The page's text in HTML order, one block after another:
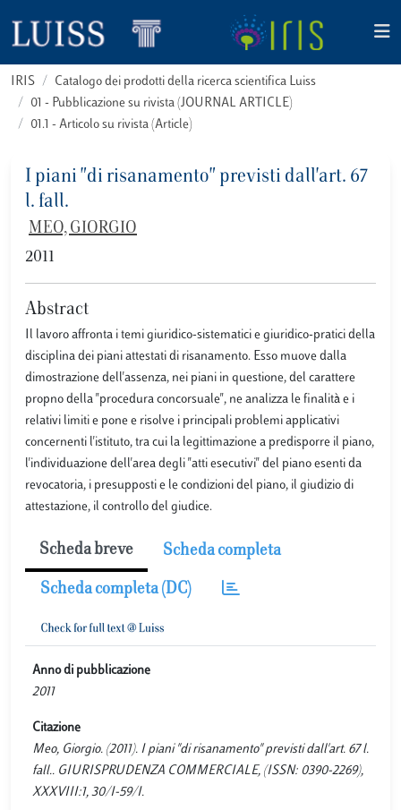
IRIS
Catalogo dei prodotti della ricerca scientifica Luiss
01 - Pubblicazione su rivista (JOURNAL ARTICLE)
01.1 - Articolo su rivista (Article)
I piani "di risanamento" previsti dall'art. 67
l. fall.
MEO, GIORGIO
2011
Abstract
Il lavoro affronta i temi giuridico-sistematici e giuridico-pratici della
disciplina dei piani attestati di risanamento. Esso muove dalla
dimostrazione dell'assenza, nei piani in questione, del carattere
propno della "procedura concorsuale", ne analizza le finalità e i
relativi limiti e pone e risolve i principali problemi applicativi
concernenti l'istituto, tra cui la legittimazione a predisporre il piano,
l'individuazione dell'area degli "atti esecutivi" del piano esenti da
revocatoria, i presupposti e le condizioni del piano, il giudizio di
attestazione, il controllo del giudice.
Scheda breve Scheda completa
Scheda completa (DC)
Anno di pubblicazione
2011
Citazione
Meo, Giorgio. (2011). I piani "di risanamento" previsti dall'art. 67 l.
fall.. GIURISPRUDENZA COMMERCIALE, (ISSN: 0390-2269),
XXXVIII:1, 30/I-59/I.